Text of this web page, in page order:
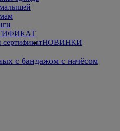
НОВИНКИ
с бандажом с начёсом